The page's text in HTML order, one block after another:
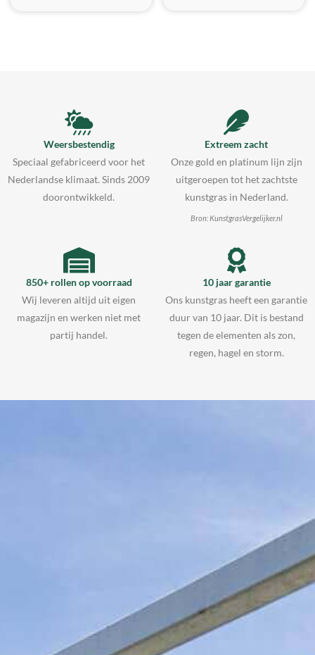
Weersbestendig
Speciaal gefabriceerd voor het
Nederlandse klimaat. Sinds 2009
doorontwikkeld.
Extreem zacht
Onze gold en platinum lijn zijn
uitgeroepen tot het zachtste
kunstgras in Nederland.
Bron: KunstgrasVergelijker.nl
850+ rollen op voorraad
Wij leveren altijd uit eigen
magazijn en werken niet met
partij handel.
10 jaar garantie
Ons kunstgras heeft een garantie
duur van 10 jaar. Dit is bestand
tegen de elementen als zon,
regen, hagel en storm.